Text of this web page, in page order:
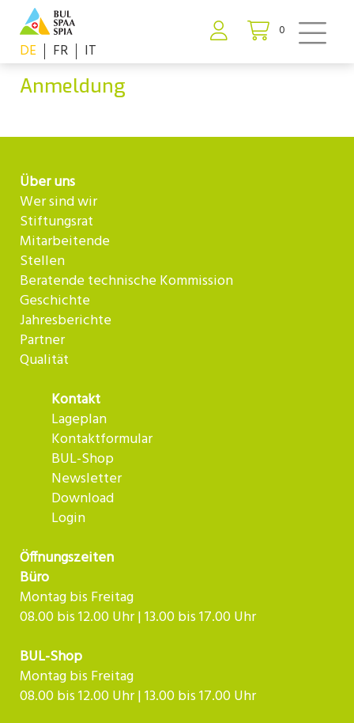
0
DE FR IT
Anmeldung
Über uns
Wer sind wir
Stiftungsrat
Mitarbeitende
Stellen
Beratende technische Kommission
Geschichte
Jahresberichte
Partner
Qualität
Kontakt
Lageplan
Kontaktformular
BUL-Shop
Newsletter
Download
Login
Öffnungszeiten
Büro
Montag bis Freitag
08.00 bis 12.00 Uhr | 13.00 bis 17.00 Uhr
BUL-Shop
Montag bis Freitag
08.00 bis 12.00 Uhr | 13.00 bis 17.00 Uhr